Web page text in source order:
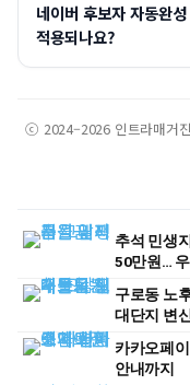
네이버 후보자 자동완
적용되나요?
ⓒ 2024–2026 인트라매거
추석 민생
50만원…
구로동 노
대단지 변신
카카오페
안내까지